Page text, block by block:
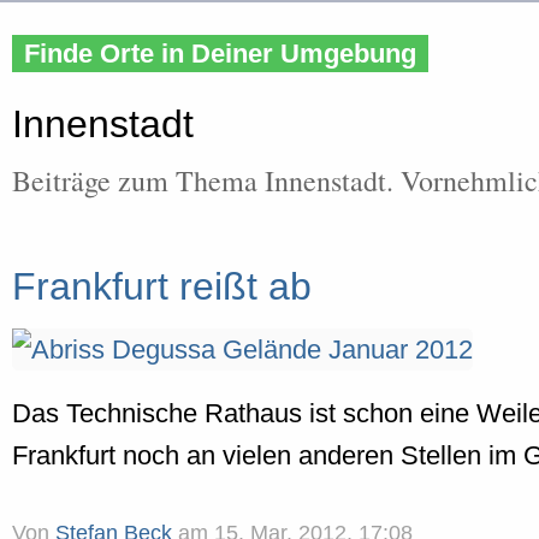
Finde Orte in Deiner Umgebung
Innenstadt
Beiträge zum Thema Innenstadt.
Frankfurt reißt ab
Das Technische Rathaus ist schon eine
Frankfurt noch an vielen anderen Stellen im
Von Stefan Beck am 15. Mar. 2012, 17:08